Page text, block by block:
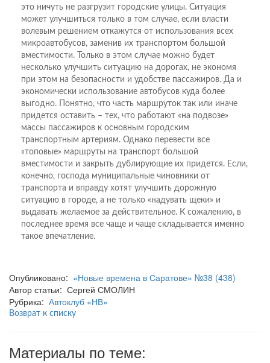
это ничуть не разгрузит городские улицы. Ситуация
может улучшиться только в том случае, если власти
волевым решением откажутся от использования всех
микроавтобусов, заменив их транспортом большой
вместимости. Только в этом случае можно будет
несколько улучшить ситуацию на дорогах, не экономя
при этом на безопасности и удобстве пассажиров. Да и
экономически использование автобусов куда более
выгодно. Понятно, что часть маршруток так или иначе
придется оставить – тех, что работают «на подвозе»
массы пассажиров к основным городским
транспортным артериям. Однако перевести все
«топовые» маршруты на транспорт большой
вместимости и закрыть дублирующие их придется. Если,
конечно, господа муниципальные чиновники от
транспорта и вправду хотят улучшить дорожную
ситуацию в городе, а не только «надувать щеки» и
выдавать желаемое за действительное. К сожалению, в
последнее время все чаще и чаще складывается именно
такое впечатление.
Опубликовано: «Новые времена в Саратове» №38 (438)
Автор статьи: Сергей СМОЛИН
Рубрика: Автоклуб «НВ»
Возврат к списку
Материалы по теме: